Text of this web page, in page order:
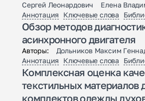
Сергей Леонардович Елена
Аннотация
Ключевые слова
Обзор методов
асинхронного двигателя
Авторы:
Дольников Максим
Аннотация
Ключевые слова
Комплексная оценка
текстильных материалов
комплектов одежды